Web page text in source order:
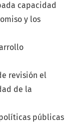
capacidad
y los
revisión el
de la
públicas